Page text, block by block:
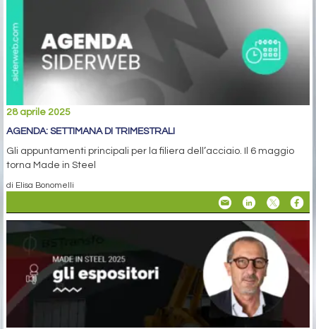
28 aprile 2025
AGENDA: SETTIMANA DI TRIMESTRALI
Gli appuntamenti principali per la filiera dell’acciaio. Il 6 maggio
torna Made in Steel
di Elisa Bonomelli